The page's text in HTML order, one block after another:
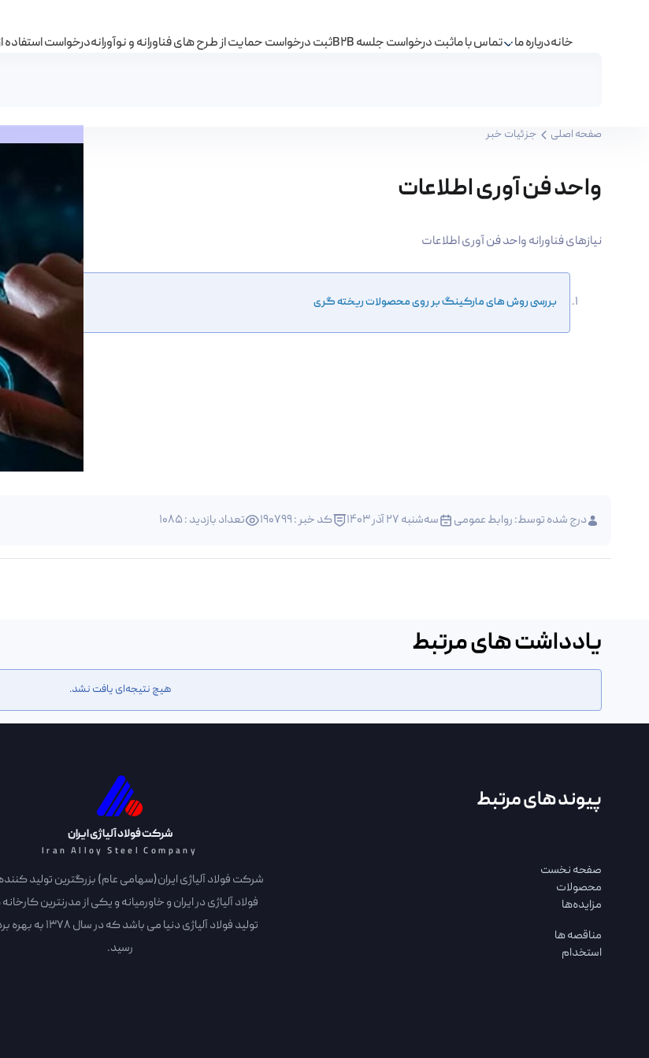
خانهدرباره ما تماس با ماثبت درخواست جلسه B2B ثبت درخواست حمایت از طرح های فناورانه و نوآورانهدرخواست استفاده
واحد فن آوری اطلاعات - مرکز نوآوری شرکت فولاد آلیاژی ایران
صفحه اصلی جزئیات خبر
واحد فن آوری اطلاعات
نیازهای فناورانه واحد فن آوری اطلاعات
بررسی روش های مارکینگ بر روی محصولات ریخته گری
درج شده توسط:روابط عمومی سه‌شنبه 27 آذر 1403 کد خبر : 190799 تعداد بازدید : 1085
یادداشت های مرتبط
هیچ نتیجه‌ای یافت نشد.
شرکت فولاد آلیاژی ایران
Iran Alloy Steel Company
شرکت فولاد آلیاژی ایران(سهامی عام) بزرگترین تولید کننده
فولاد آلیاژی در ایران و خاورمیانه و یکی از مدرنترین
تولید فولاد آلیاژی دنیا می باشد که در
رسید.
پیوند های مرتبط
صفحه نخست
محصولات
مزایده‌ها
مناقصه ها
استخدام